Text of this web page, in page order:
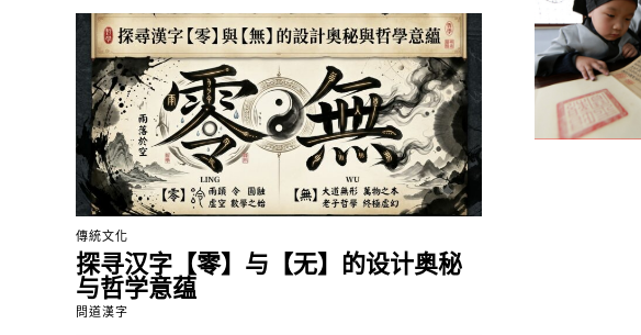
傳統文化
探寻汉字【零】与【无】的设计奥秘
与哲学意蕴
問道漢字